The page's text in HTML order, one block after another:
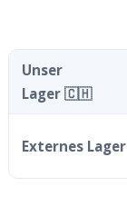
Unser
Lager 🇨🇭
Externes Lager